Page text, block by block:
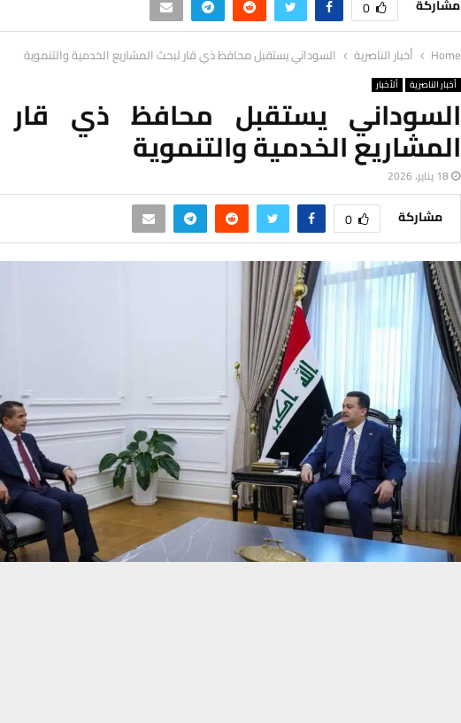
مشاركة 0
Home أخبار الناصرية السوداني يستقبل محافظ ذي قار لبحث المشاريع الخدمية والتنموية
أخبار الناصرية ألأخبار
السوداني يستقبل محافظ ذي قار
المشاريع الخدمية والتنموية
18 يناير، 2026
مشاركة 0